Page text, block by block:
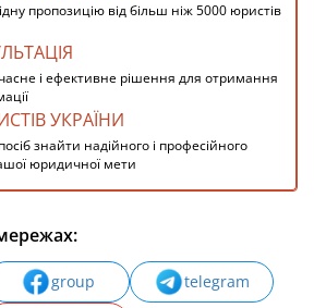
пропозицію від більш ніж 5000 юристів
і ефективне рішення для отримання
УКРАЇНИ
знайти надійного і професійного
юридичної мети
group
telegram